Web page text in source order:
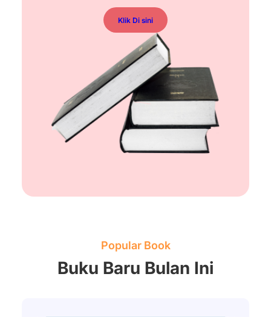
Klik Di sini
Popular Book
Buku Baru Bulan Ini